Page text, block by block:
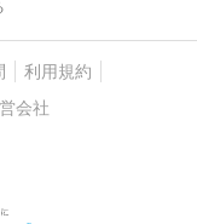
利用規約
会社